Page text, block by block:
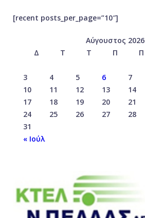
[recent posts_per_page=”10″]
Αύγουστος 2026
Δ
Τ Τ Π Π
3
4 5 6 7
10
11 12 13 14
17
18 19 20 21
24
25 26 27 28
31
« Ιούλ